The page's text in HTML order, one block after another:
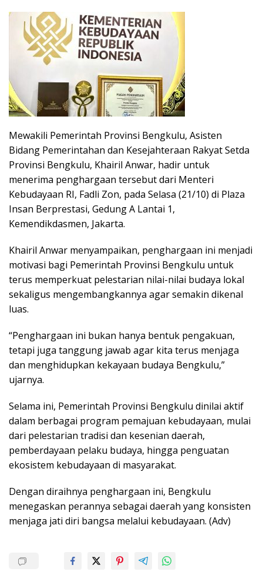
Mewakili Pemerintah Provinsi Bengkulu, Asisten
Bidang Pemerintahan dan Kesejahteraan Rakyat Setda
Provinsi Bengkulu, Khairil Anwar, hadir untuk
menerima penghargaan tersebut dari Menteri
Kebudayaan RI, Fadli Zon, pada Selasa (21/10) di Plaza
Insan Berprestasi, Gedung A Lantai 1,
Kemendikdasmen, Jakarta.
Khairil Anwar menyampaikan, penghargaan ini menjadi
motivasi bagi Pemerintah Provinsi Bengkulu untuk
terus memperkuat pelestarian nilai-nilai budaya lokal
sekaligus mengembangkannya agar semakin dikenal
luas.
“Penghargaan ini bukan hanya bentuk pengakuan,
tetapi juga tanggung jawab agar kita terus menjaga
dan menghidupkan kekayaan budaya Bengkulu,”
ujarnya.
Selama ini, Pemerintah Provinsi Bengkulu dinilai aktif
dalam berbagai program pemajuan kebudayaan, mulai
dari pelestarian tradisi dan kesenian daerah,
pemberdayaan pelaku budaya, hingga penguatan
ekosistem kebudayaan di masyarakat.
Dengan diraihnya penghargaan ini, Bengkulu
menegaskan perannya sebagai daerah yang konsisten
menjaga jati diri bangsa melalui kebudayaan. (Adv)